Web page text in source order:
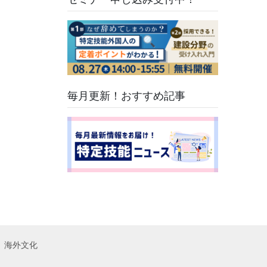
たい注意点も解
毎月更新！おすすめ記事
海外文化